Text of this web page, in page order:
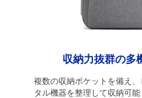
収納力抜群の多
複数の収納ポケットを備え
タル機器を整理して収納可能